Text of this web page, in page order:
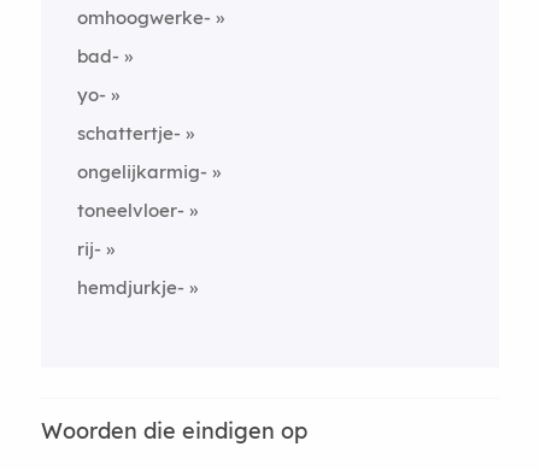
omhoogwerke-
bad-
yo-
schattertje-
ongelijkarmig-
toneelvloer-
rij-
hemdjurkje-
Woorden die eindigen op